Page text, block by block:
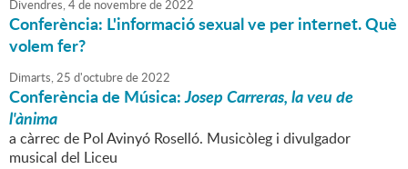
Divendres,4de novembrede2022
Conferència: L'informació sexual ve per internet. Què
volem fer?
Dimarts,25 d'octubrede2022
Conferència de Música:Josep Carreras, la veu de
l'ànima
a càrrec de Pol Avinyó Roselló. Musicòleg i divulgador
musical del Liceu